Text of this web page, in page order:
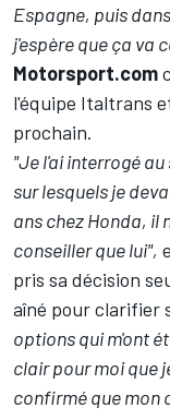
Espagne, puis
j'espère que ça va
Motorsport.com
l'équipe Italtrans
prochain.
"Je l'ai interrogé
sur lesquels je
ans chez Honda, il
conseiller que lui",
pris sa décision
aîné pour clarifier
options qui m'ont
clair pour moi que
confirmé que mon